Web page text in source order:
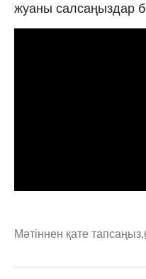
жуаны салсаңыздар
Мәтіннен қате тапсаңыз,